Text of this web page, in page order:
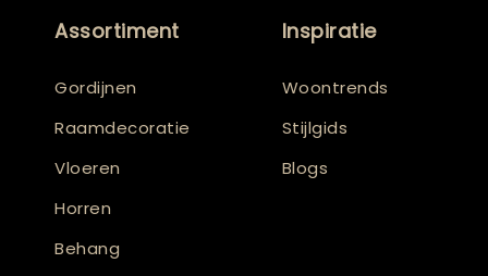
Assortiment
Gordijnen
Raamdecoratie
Vloeren
Horren
Behang
Inspiratie
Woontrends
Stijlgids
Blogs